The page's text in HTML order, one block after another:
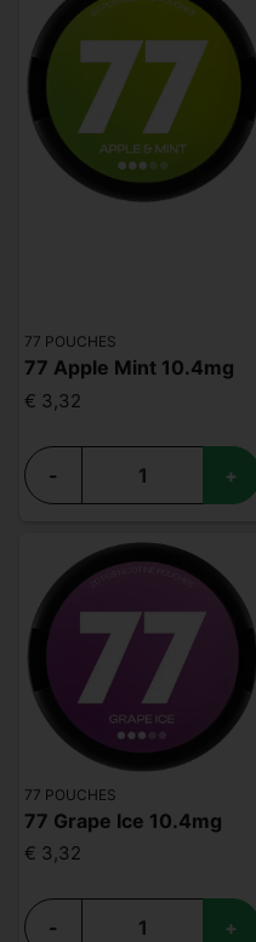
77 POUCHES
77 Apple Mint 10.4mg
€ 3,32
- +
77 POUCHES
77 Grape Ice 10.4mg
€ 3,32
- +